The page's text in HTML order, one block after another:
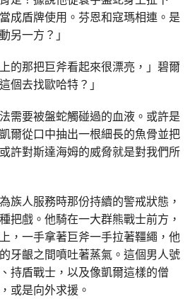
成盾牌使用。芬恩和寇瑪相連。是
另一方？」
的那把巨斧看起來很漂亮，」碧爾
個去找歐哈特？」
需要被盤蛇觸碰過的血液。或許是
爾從口中抽出一根細長的魚骨並把
許對斯達海姆的威脅就是對我們所
族人服務時那份持續的警戒狀態，
把戲。他騎在一大群熊戰士前方，
，一手拿著巨斧一手拉著韁繩，他
牙齦之間噴吐著蒸氣。這個男人號
持盾戰士，以及像凱爾這樣的僧
或是向外求援。